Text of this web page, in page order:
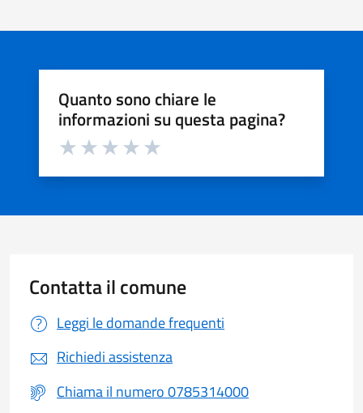
Quanto sono chiare le
informazioni su questa pagina?
Valuta da 1 a 5 stelle la pagina
Contatta il comune
Leggi le domande frequenti
Richiedi assistenza
Chiama il numero 0785314000